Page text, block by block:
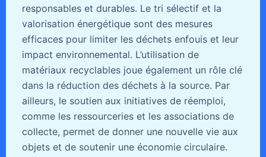
responsables et durables. Le tri sélectif et la
valorisation énergétique sont des mesures
efficaces pour limiter les déchets enfouis et leur
impact environnemental. L’utilisation de
matériaux recyclables joue également un rôle clé
dans la réduction des déchets à la source. Par
ailleurs, le soutien aux initiatives de réemploi,
comme les ressourceries et les associations de
collecte, permet de donner une nouvelle vie aux
objets et de soutenir une économie circulaire.